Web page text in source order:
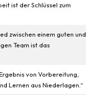
ist der Schlüssel zum
zwischen einem guten und
Team ist das
von Vorbereitung,
Lernen aus Niederlagen.“